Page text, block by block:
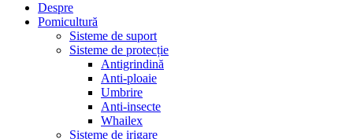
Despre
Pomicultură
Sisteme de suport
Sisteme de protecție
Antigrindină
Anti-ploaie
Umbrire
Anti-insecte
Whailex
Sisteme de irigare